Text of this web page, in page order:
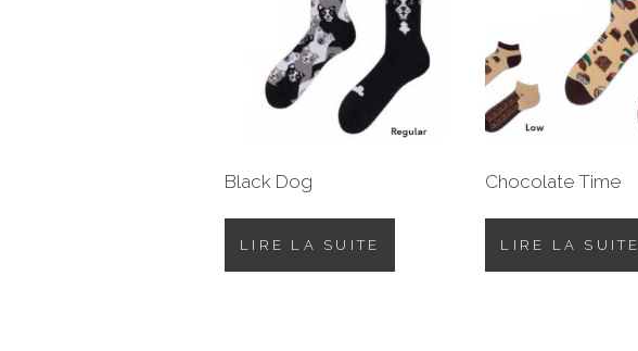
Black Dog
LIRE LA SUITE
Chocolate Time
LIRE LA SUITE